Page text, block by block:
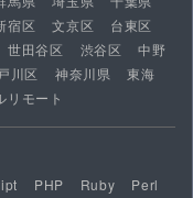
宿区 文京区
台東区
世田谷区 渋谷区
中野
川区 神奈川県
東海
リモート
PHP Ruby
Perl